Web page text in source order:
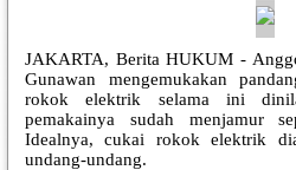
JAKARTA, Berita HUKUM -
Gunawan mengemukakan
rokok elektrik selama ini
pemakainya sudah menjamur
Idealnya, cukai rokok elektrik
undang-undang.